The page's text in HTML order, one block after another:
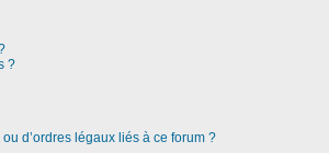
?
d’ordres légaux liés à ce forum ?